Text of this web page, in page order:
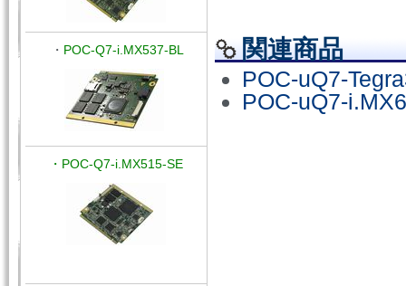
・ POC-Q7-i.MX537-BL
・POC-Q7-i.MX515-SE
関連商品
POC-uQ7-
POC-uQ7-